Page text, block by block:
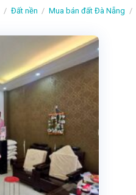
/ Đất nền / Mua bán đất Đà Nẵng /